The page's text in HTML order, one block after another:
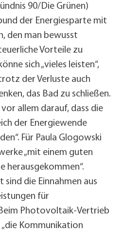
90/Die Grünen)
der Energiesparte mit
den man bewusst
Vorteile zu
sich „vieles leisten“,
der Verluste auch
das Bad zu schließen.
allem darauf, dass die
der Energiewende
Für Paula Glogowski
„mit einem guten
herausgekommen“.
sind die Einnahmen aus
für
Photovoltaik-Vertrieb
Kommunikation